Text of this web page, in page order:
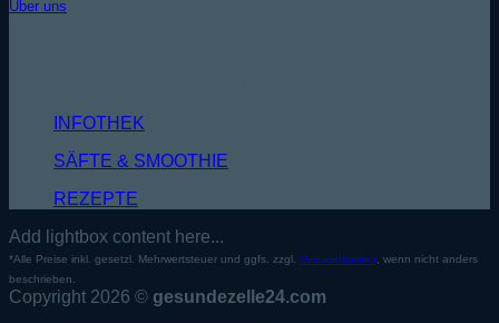
Über uns
INFOTHEK
SÄFTE & SMOOTHIE
REZEPTE
Add lightbox content here...
*Alle Preise inkl. gesetzl. Mehrwertsteuer und ggfs. zzgl. Versandkosten , wenn nicht anders
beschrieben.
Copyright 2026 © gesundezelle24.com